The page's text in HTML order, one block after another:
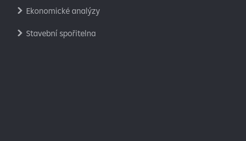
Ekonomické analýzy
Stavební spořitelna